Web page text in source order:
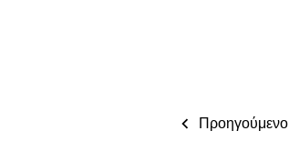
Προηγούμενο